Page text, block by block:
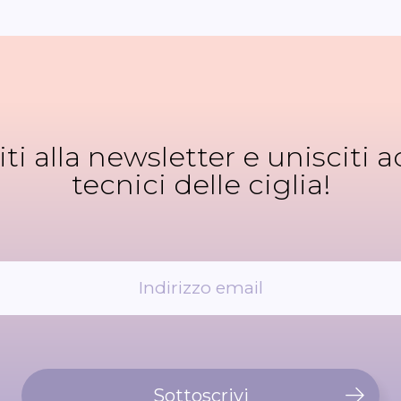
alla newsletter e unisciti
tecnici delle ciglia!
Sottoscrivi